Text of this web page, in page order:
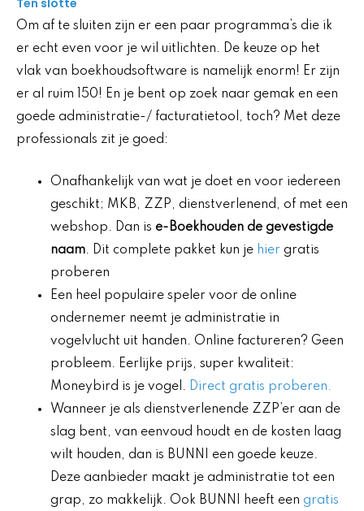
Om af te sluiten zijn er een paar programma’s die ik
er echt even voor je wil uitlichten. De keuze op het
vlak van boekhoudsoftware is namelijk enorm! Er zijn
er al ruim 150! En je bent op zoek naar gemak en een
goede administratie-/ facturatietool, toch? Met deze
professionals zit je goed:
Onafhankelijk van wat je doet en voor iedereen
geschikt; MKB, ZZP, dienstverlenend, of met een
webshop. Dan is e-Boekhouden de gevestigde
naam. Dit complete pakket kun je hier gratis
proberen
Een heel populaire speler voor de online
ondernemer neemt je administratie in
vogelvlucht uit handen. Online factureren? Geen
probleem. Eerlijke prijs, super kwaliteit:
Moneybird is je vogel. Direct gratis proberen.
Wanneer je als dienstverlenende ZZP’er aan de
slag bent, van eenvoud houdt en de kosten laag
wilt houden, dan is BUNNI een goede keuze.
Deze aanbieder maakt je administratie tot een
grap, zo makkelijk. Ook BUNNI heeft een gratis